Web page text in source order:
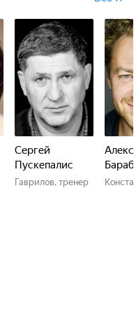
Сергей
Пускепалис
Гаврилов, тренер